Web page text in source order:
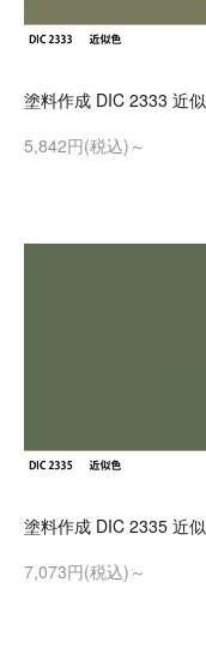
塗料作成 DIC 2333 近
5,842円(税込)～
塗料作成 DIC 2335 近
7,073円(税込)～